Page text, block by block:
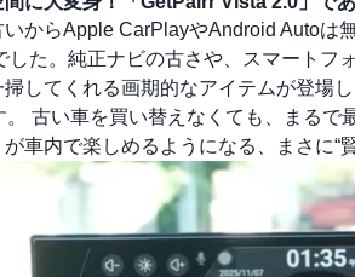
いからApple CarPlayやAndroid Auto
した。純正ナビの古さや、スマートフ
してくれる画期的なアイテムが登場
。 古い車を買い替えなくても、まるで
車内で楽しめるようになる、まさに“